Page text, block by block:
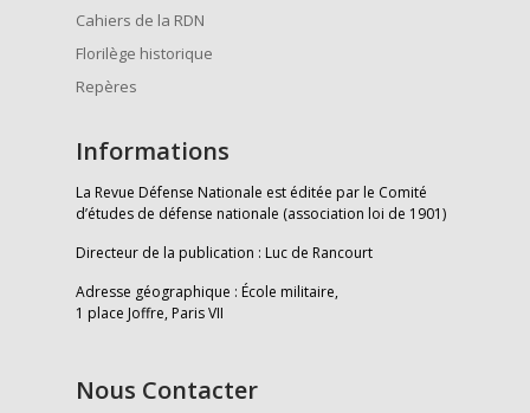
Cahiers de la RDN
Florilège historique
Repères
Informations
La Revue Défense Nationale est éditée par le Comité
d’études de défense nationale (association loi de 1901)
Directeur de la publication : Luc de Rancourt
Adresse géographique : École militaire,
1 place Joffre, Paris VII
Nous Contacter